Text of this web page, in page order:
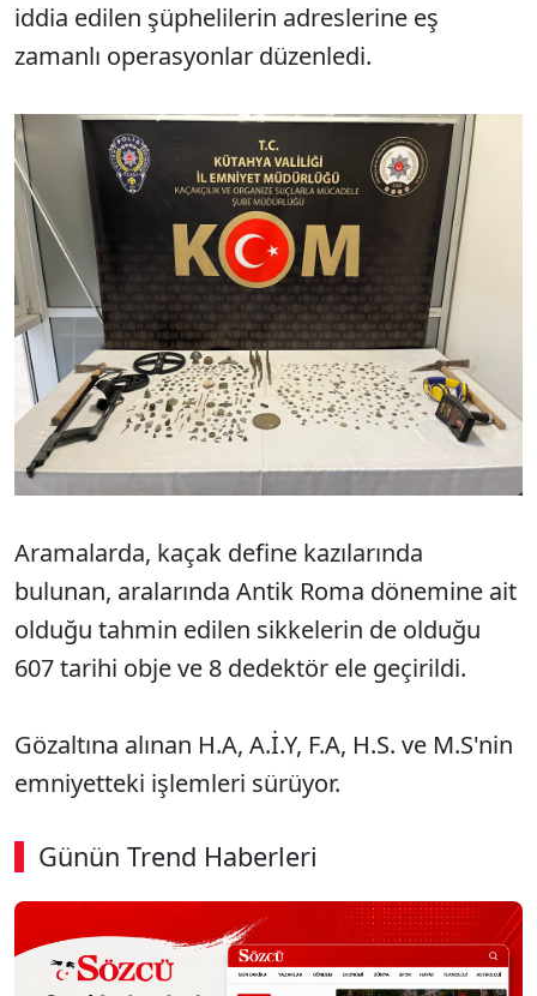
iddia edilen şüphelilerin adreslerine eş
zamanlı operasyonlar düzenledi.
Aramalarda, kaçak define kazılarında
bulunan, aralarında Antik Roma dönemine ait
olduğu tahmin edilen sikkelerin de olduğu
607 tarihi obje ve 8 dedektör ele geçirildi.
Gözaltına alınan H.A, A.İ.Y, F.A, H.S. ve M.S'nin
emniyetteki işlemleri sürüyor.
Günün Trend Haberleri